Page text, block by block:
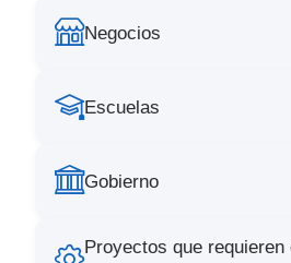
Negocios
Escuelas
Gobierno
Proyectos que